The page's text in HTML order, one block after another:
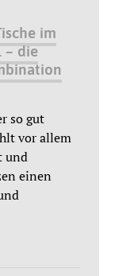
im
– die
so gut
vor allem
und
einen